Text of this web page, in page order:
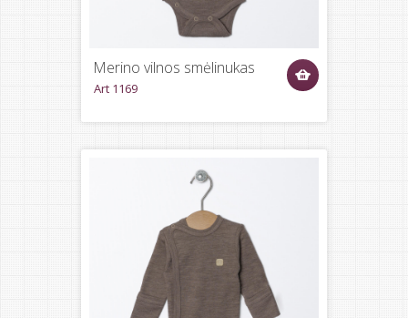
Merino vilnos smėlinukas
Art 1169